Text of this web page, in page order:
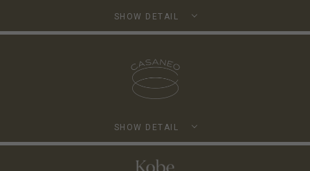
SHOW DETAIL
SHOW DETAIL